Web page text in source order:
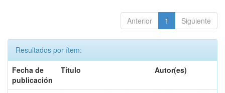
Anterior 1 Siguiente
Resultados por ítem:
Fecha de
publicación
Título Autor(es)